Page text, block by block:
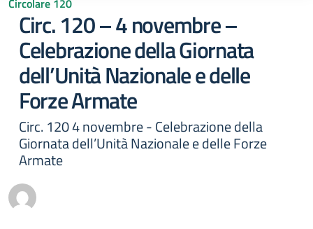
Circolare 120
Circ. 120 – 4 novembre –
Celebrazione della Giornata
dell’Unità Nazionale e delle
Forze Armate
Circ. 120 4 novembre - Celebrazione della
Giornata dell’Unità Nazionale e delle Forze
Armate